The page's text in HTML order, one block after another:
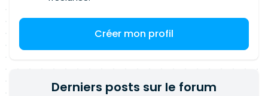
Créer mon profil
Derniers posts sur le forum